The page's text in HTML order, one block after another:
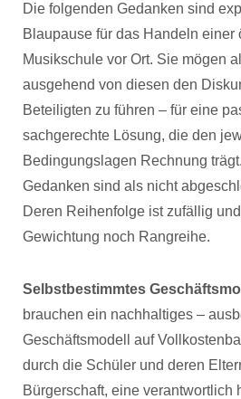
Die folgenden Gedanken sind
Blaupause für das Handeln einer
Musikschule vor Ort. Sie mögen
ausgehend von diesen den
Beteiligten zu führen – für eine
sachgerechte Lösung, die den
Bedingungslagen Rechnung
Gedanken sind als nicht
Deren Reihenfolge ist zufällig
Gewichtung noch Rangreihe.
Selbstbestimmtes
brauchen ein nachhaltiges –
Geschäftsmodell auf
durch die Schüler und deren
Bürgerschaft, eine verantwortlich